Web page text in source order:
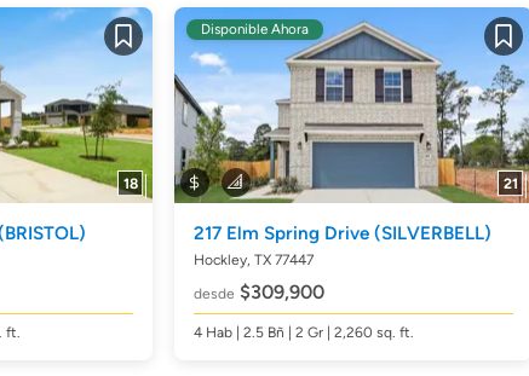
Guardar
18
ft.
Guardar
21
Disponible Ahora
217 Elm Spring Drive (SILVERBELL)
Hockley, TX 77447
desde $309,900
4 Hab| 2.5 Bñ | 2 Gr | 2,260 sq. ft.